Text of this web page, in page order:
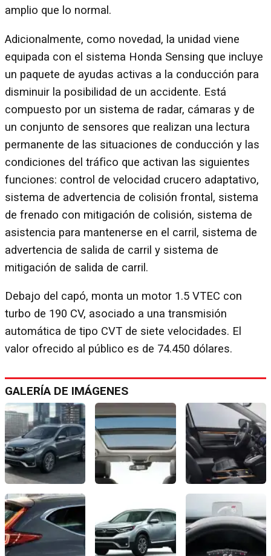
amplio que lo normal.
Adicionalmente, como novedad, la unidad viene
equipada con el sistema Honda Sensing que incluye
un paquete de ayudas activas a la conducción para
disminuir la posibilidad de un accidente. Está
compuesto por un sistema de radar, cámaras y de
un conjunto de sensores que realizan una lectura
permanente de las situaciones de conducción y las
condiciones del tráﬁco que activan las siguientes
funciones: control de velocidad crucero adaptativo,
sistema de advertencia de colisión frontal, sistema
de frenado con mitigación de colisión, sistema de
asistencia para mantenerse en el carril, sistema de
advertencia de salida de carril y sistema de
mitigación de salida de carril.
Debajo del capó, monta un motor 1.5 VTEC con
turbo de 190 CV, asociado a una transmisión
automática de tipo CVT de siete velocidades. El
valor ofrecido al público es de 74.450 dólares.
GALERÍA DE IMÁGENES